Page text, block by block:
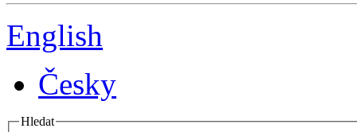
English
Česky
Hledat